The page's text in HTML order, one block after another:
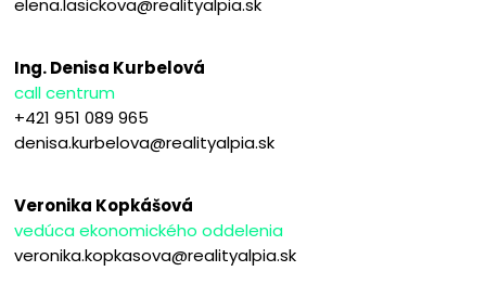
elena.lasickova@realityalpia.sk
Ing. Denisa Kurbelová
call centrum
+421 951 089 965
denisa.kurbelova@realityalpia.sk
Veronika Kopkášová
vedúca ekonomického oddelenia
veronika.kopkasova@realityalpia.sk